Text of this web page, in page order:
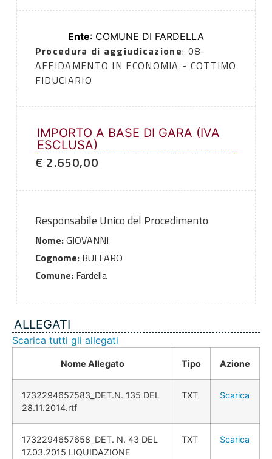
Ente: COMUNE DI FARDELLA
Procedura di aggiudicazione: 08-
AFFIDAMENTO IN ECONOMIA - COTTIMO
FIDUCIARIO
IMPORTO A BASE DI GARA (IVA
ESCLUSA)
€ 2.650,00
Responsabile Unico del Procedimento
Nome:GIOVANNI
Cognome:BULFARO
Comune:Fardella
ALLEGATI
Scarica tutti gli allegati
Nome Allegato Tipo Azione
1732294657583_DET.N. 135 DEL
28.11.2014.rtf
TXT Scarica
1732294657658_DET. N. 43 DEL
17.03.2015 LIQUIDAZIONE
TXT Scarica